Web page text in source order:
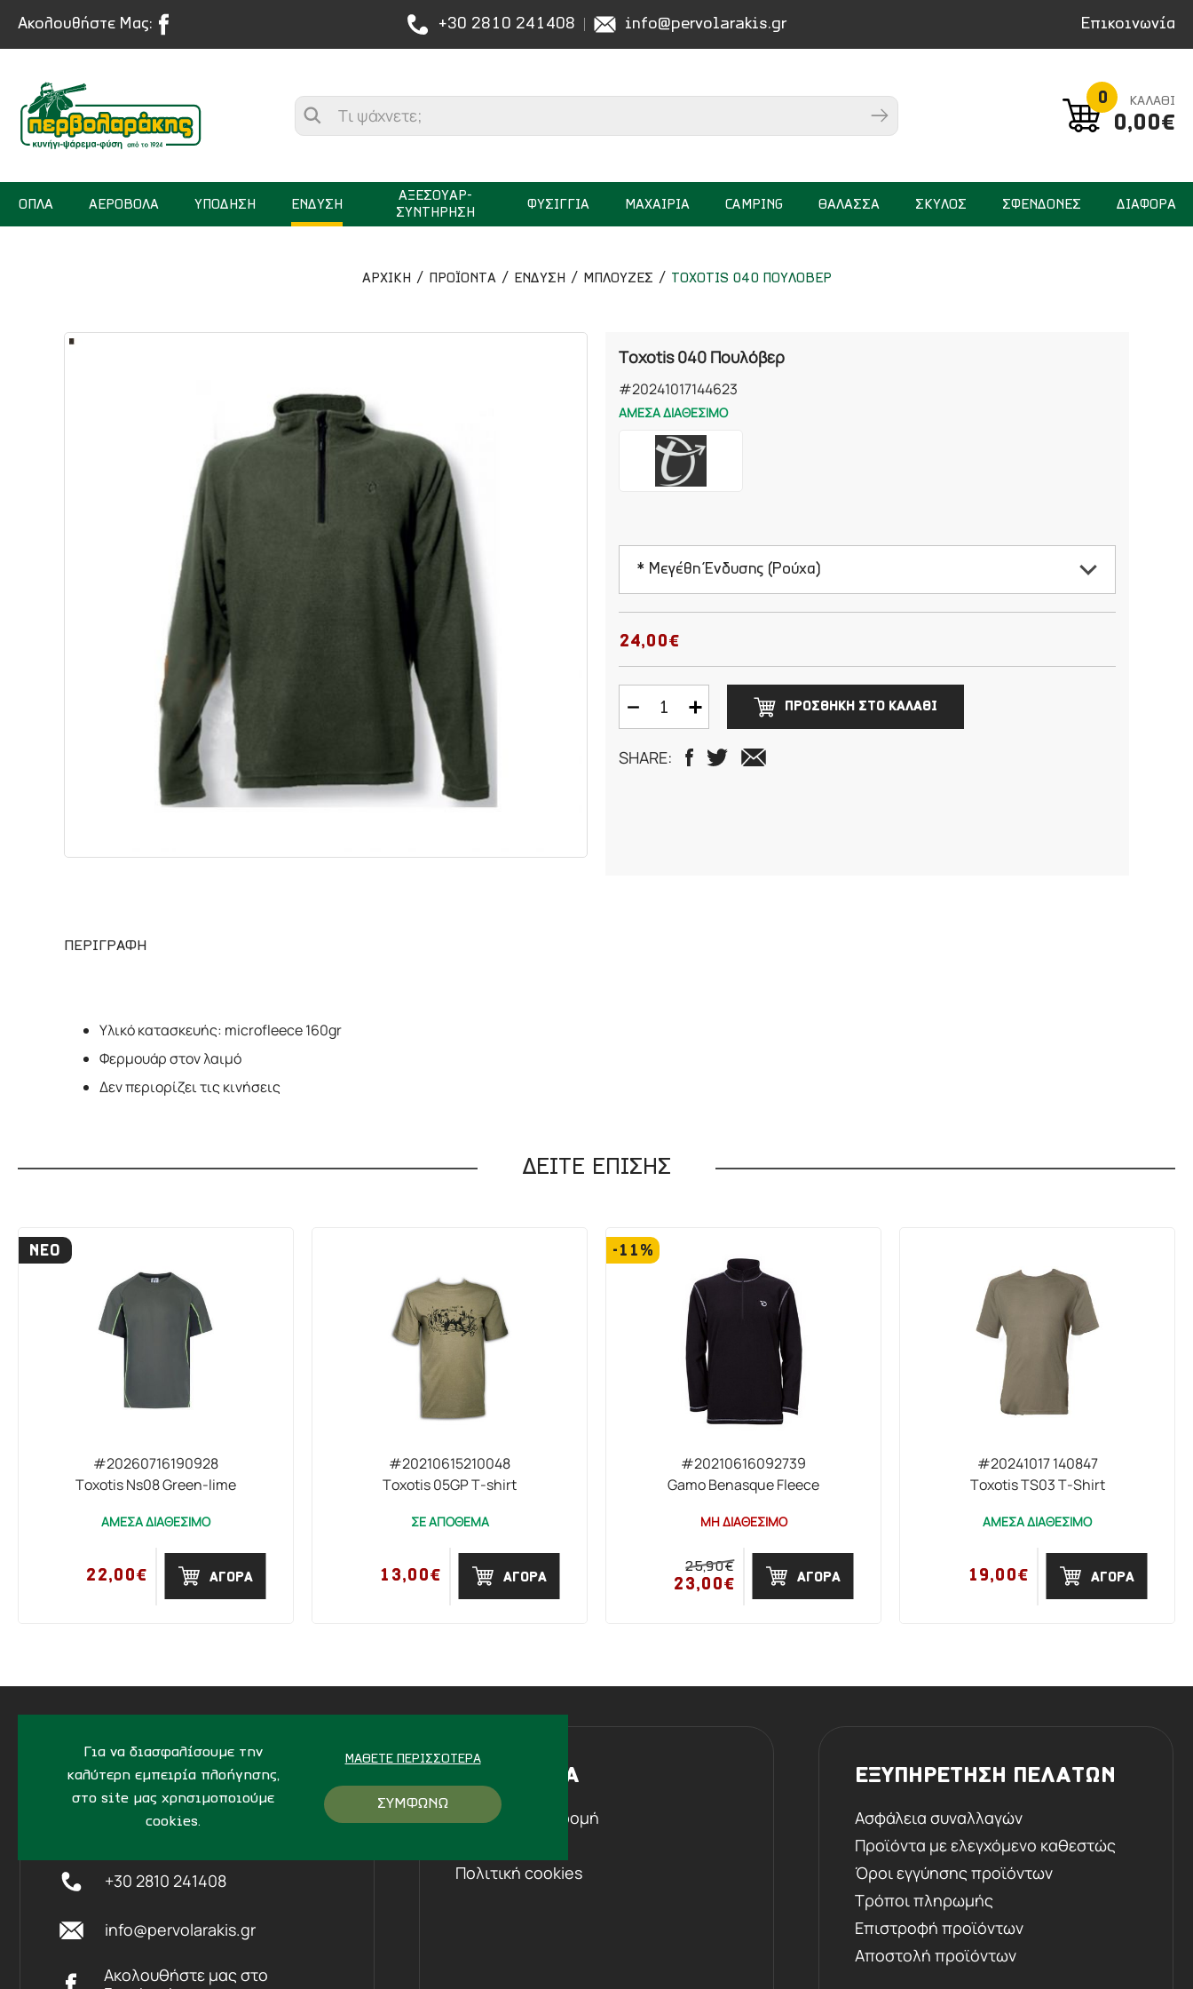
Ακολουθήστε Μας: +30 2810 241408 info@pervolarakis.gr Επικοινωνία
0 ΚΑΛΑΘΙ
0,00€
ΟΠΛΑ ΑΕΡΟΒΟΛΑ ΥΠΟΔΗΣΗ ΕΝΔΥΣΗ
ΑΞΕΣΟΥΑΡ-
ΣΥΝΤΗΡΗΣΗ
ΦΥΣΙΓΓΙΑ ΜΑΧΑΙΡΙΑ CAMPING ΘΑΛΑΣΣΑ ΣΚΥΛΟΣ ΣΦΕΝΔΟΝΕΣ ΔΙΑΦΟΡΑ
Για να διασφαλίσουμε την
καλύτερη εμπειρία πλοήγησης,
στο site μας χρησιμοποιούμε
cookies.
ΜΆΘΕΤΕ ΠΕΡΙΣΣΌΤΕΡΑ
ΣΥΜΦΩΝΩ
ΑΡΧΙΚΉ ΠΡΟΪΟΝΤΑ ΕΝΔΥΣΗ ΜΠΛΟΥΖΕΣ TOXOTIS 040 ΠΟΥΛΟΒΕΡ
Toxotis 040 Πουλόβερ
#20241017144623
ΑΜΕΣΑ ΔΙΑΘΕΣΙΜΟ
* Μεγέθη Ένδυσης (Ρούχα)
Small
Medium
Large
XLarge
24,00€
ΠΡΟΣΘΗΚΗ ΣΤΟ ΚΑΛΑΘΙ
SHARE:
ΠΕΡΙΓΡΑΦΗ
Υλικό κατασκευής: microfleece 160gr
Φερμουάρ στον λαιμό
Δεν περιορίζει τις κινήσεις
ΔΕΙΤΕ ΕΠΙΣΗΣ
#20260716190928
Toxotis Ns08 Green-lime
ΑΜΕΣΑ ΔΙΑΘΕΣΙΜΟ
22,00€ ΑΓΟΡΑ
ΝΕΟ
#20210615210048
Toxotis 05GP T-shirt
ΣΕ ΑΠΟΘΕΜΑ
13,00€ ΑΓΟΡΑ
#20210616092739
Gamo Benasque Fleece
ΜΗ ΔΙΑΘΕΣΙΜΟ
25,90€
23,00€ ΑΓΟΡΑ
-11%
#20241017 140847
Toxotis TS03 T-Shirt
ΑΜΕΣΑ ΔΙΑΘΕΣΙΜΟ
19,00€ ΑΓΟΡΑ
ΔΙΕΥΘΥΝΣΗ
Ίδης 7, Ηράκλειο Kρήτης,
+30 2810 241408
info@pervolarakis.gr
Ακολουθήστε μας στο
Η ΕΤΑΙΡΕΙΑ
Ιστορική αναδρομή
Πολιτική cookies
ΕΞΥΠΗΡΕΤΗΣΗ ΠΕΛΑΤΩΝ
Ασφάλεια συναλλαγών
Προϊόντα με ελεγχόμενο καθεστώς
Όροι εγγύησης προϊόντων
Τρόποι πληρωμής
Επιστροφή προϊόντων
Αποστολή προϊόντων